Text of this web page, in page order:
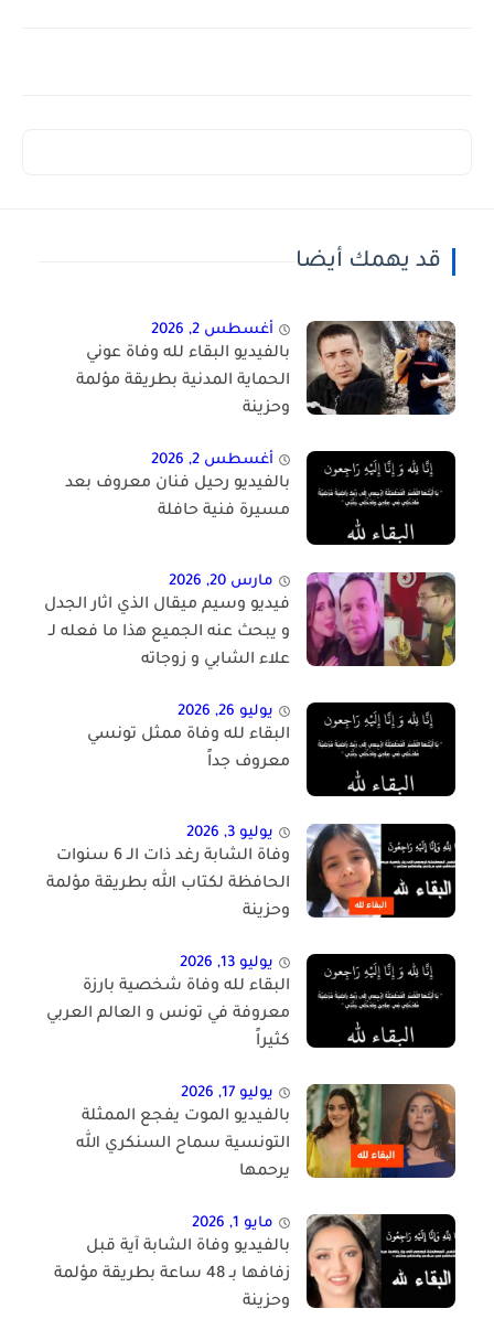
قد يهمك أيضا
أغسطس 2, 2026
بالفيديو البقاء لله وفاة عوني
الحماية المدنية بطريقة مؤلمة
وحزينة
أغسطس 2, 2026
بالفيديو رحيل فنان معروف بعد
مسيرة فنية حافلة
مارس 20, 2026
فيديو وسيم ميقال الذي اثار الجدل
و يبحث عنه الجميع هذا ما فعله لـ
علاء الشابي و زوجاته
يوليو 26, 2026
البقاء لله وفاة ممثل تونسي
معروف جداً
يوليو 3, 2026
وفاة الشابة رغد ذات الـ 6 سنوات
الحافظة لكتاب الله بطريقة مؤلمة
وحزينة
يوليو 13, 2026
البقاء لله وفاة شخصية بارزة
معروفة في تونس و العالم العربي
كثيراً
يوليو 17, 2026
بالفيديو الموت يفجع الممثلة
التونسية سماح السنكري الله
يرحمها
مايو 1, 2026
بالفيديو وفاة الشابة آية قبل
زفافها بـ 48 ساعة بطريقة مؤلمة
وحزينة